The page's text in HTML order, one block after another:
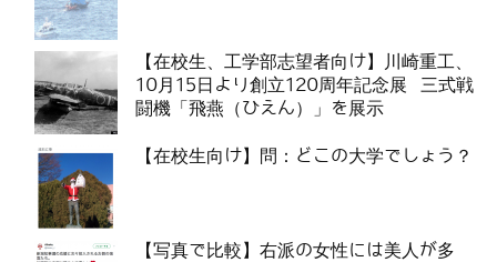
【在校生、工学部志望者向け】川崎重工、
10月15日より創立120周年記念展 三式戦
闘機「飛燕（ひえん）」を展示
【在校生向け】問：どこの大学でしょう？
【写真で比較】右派の女性には美人が多